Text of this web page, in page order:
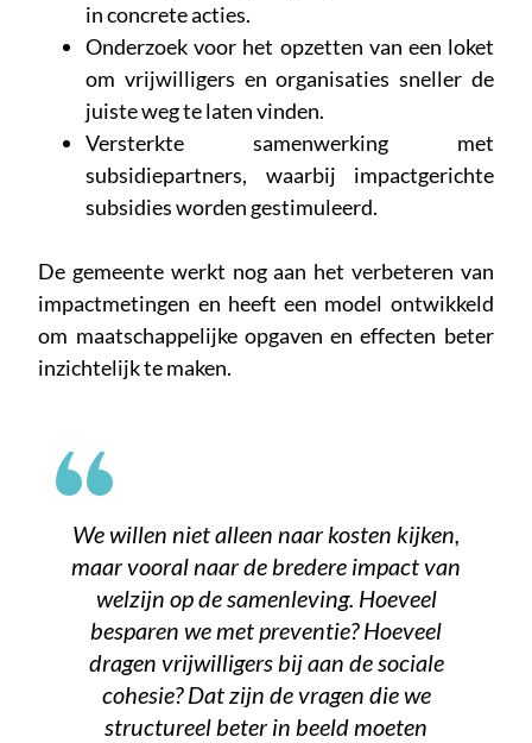
in concrete acties.
Onderzoek voor het opzetten van een loket
om vrijwilligers en organisaties sneller de
juiste weg te laten vinden.
Versterkte samenwerking met
subsidiepartners, waarbij impactgerichte
subsidies worden gestimuleerd.
De gemeente werkt nog aan het verbeteren van
impactmetingen en heeft een model ontwikkeld
om maatschappelijke opgaven en effecten beter
inzichtelijk te maken.
We willen niet alleen naar kosten kijken,
maar vooral naar de bredere impact van
welzijn op de samenleving. Hoeveel
besparen we met preventie? Hoeveel
dragen vrijwilligers bij aan de sociale
cohesie? Dat zijn de vragen die we
structureel beter in beeld moeten